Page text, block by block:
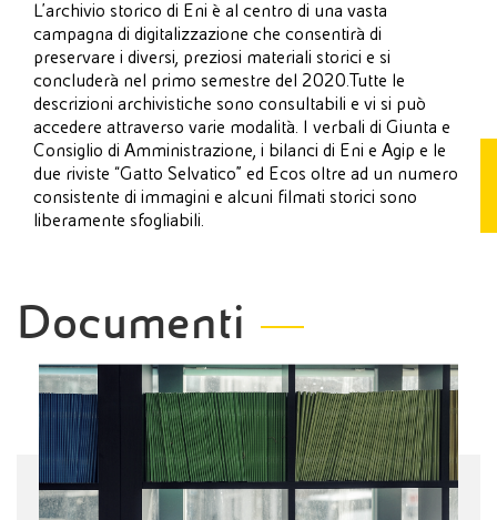
L’archivio storico di Eni è al centro di una vasta
campagna di digitalizzazione che consentirà di
preservare i diversi, preziosi materiali storici e si
concluderà nel primo semestre del 2020.Tutte le
descrizioni archivistiche sono consultabili e vi si può
accedere attraverso varie modalità. I verbali di Giunta e
Consiglio di Amministrazione, i bilanci di Eni e Agip e le
due riviste “Gatto Selvatico” ed Ecos oltre ad un numero
consistente di immagini e alcuni filmati storici sono
liberamente sfogliabili.
Documenti